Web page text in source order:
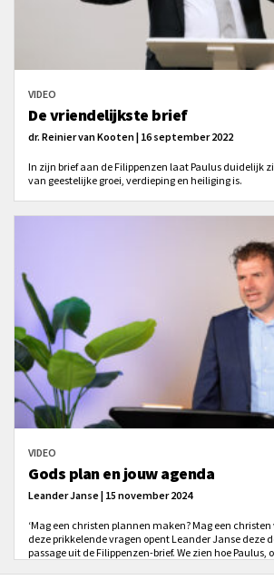
VIDEO
De vriendelijkste brief
dr. Reinier van Kooten | 16 september 2022
In zijn brief aan de Filippenzen laat Paulus duidelijk
van geestelijke groei, verdieping en heiliging is.
VIDEO
Gods plan en jouw agenda
Leander Janse | 15 november 2024
‘Mag een christen plannen maken? Mag een
deze prikkelende vragen opent Leander Janse deze
passage uit de Filippenzen-brief. We zien hoe Paulus,